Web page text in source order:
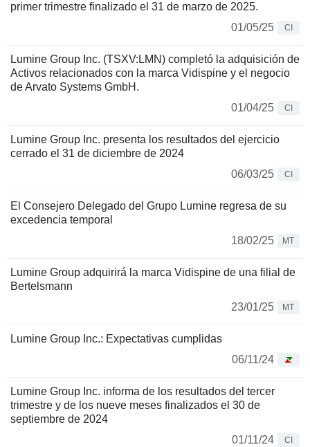
primer trimestre finalizado el 31 de marzo de 2025.
01/05/25
CI
Lumine Group Inc. (TSXV:LMN) completó la adquisición de
Activos relacionados con la marca Vidispine y el negocio
de Arvato Systems GmbH.
01/04/25
CI
Lumine Group Inc. presenta los resultados del ejercicio
cerrado el 31 de diciembre de 2024
06/03/25
CI
El Consejero Delegado del Grupo Lumine regresa de su
excedencia temporal
18/02/25
MT
Lumine Group adquirirá la marca Vidispine de una filial de
Bertelsmann
23/01/25
MT
Lumine Group Inc.: Expectativas cumplidas
06/11/24
Lumine Group Inc. informa de los resultados del tercer
trimestre y de los nueve meses finalizados el 30 de
septiembre de 2024
01/11/24
CI